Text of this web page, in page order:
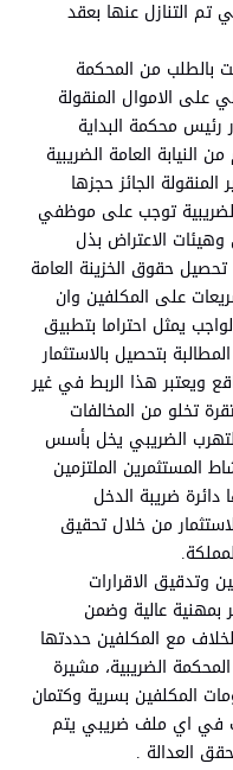
التي تم التنازل عنها بعقد
بالطلب من المحكمة
على الاموال المنقولة
رئيس محكمة البداية
النيابة العامة الضريبية
الجائز حجزها
الضريبية توجب على موظفي
وهيئات الاعتراض بذل
حقوق الخزينة العامة
على المكلفين وان
يمثل احتراما بتطبيق
بتحصيل بالاستثمار
ويعتبر هذا الربط في غير
تخلو من المخالفات
الضريبي يخل بأسس
المستثمرين الملتزمين
ضريبة الدخل
من خلال تحقيق
وتدقيق الاقرارات
بمهنية عالية وضمن
مع المكلفين حددتها
الضريبية، مشيرة
المكلفين بسرية وكتمان
في اي ملف ضريبي يتم
العدالة .